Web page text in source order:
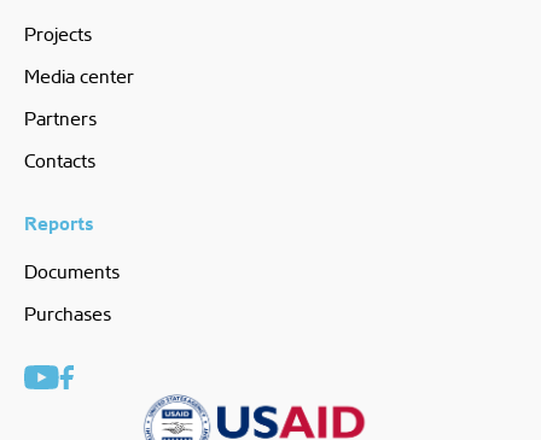
Projects
Media center
Partners
Contacts
Reports
Documents
Purchases